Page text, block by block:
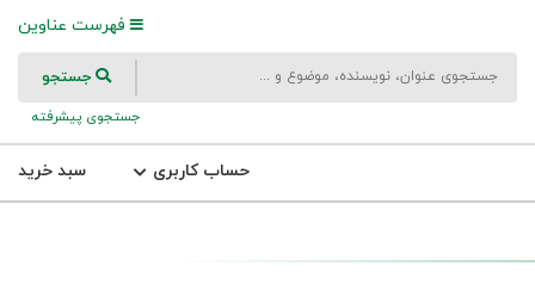
فهرست عناوین
جستجو
جستجوی پیشرفته
حساب کاربری سبد خرید